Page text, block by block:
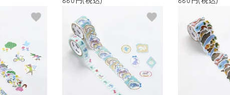
favorite favorite